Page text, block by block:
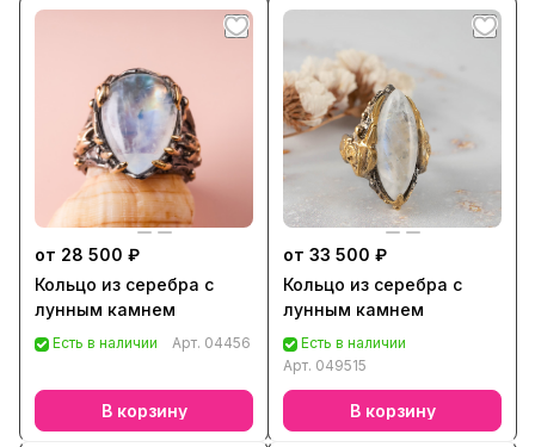
от 28 500 ₽
Кольцо из серебра с
лунным камнем
Есть в наличии Арт. 04456
В корзину
от 33 500 ₽
Кольцо из серебра с
лунным камнем
Есть в наличии
Арт. 049515
В корзину